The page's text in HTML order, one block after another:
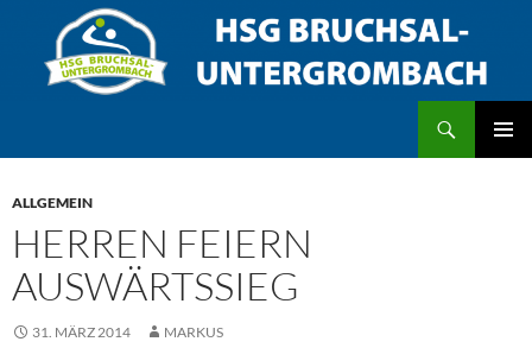
springen
ALLGEMEIN
HERREN FEIERN
AUSWÄRTSSIEG
31. MÄRZ 2014 MARKUS